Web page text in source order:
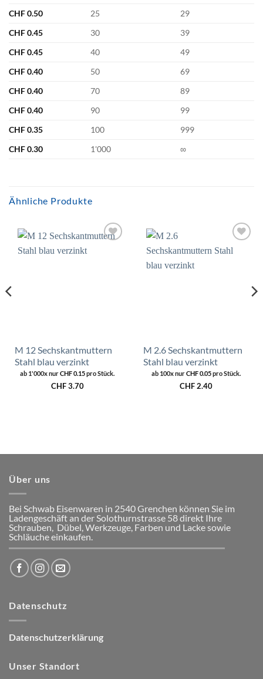
CHF0.50 25
29
CHF0.45 30
39
CHF0.45 40
49
CHF0.40 50
69
CHF0.40 70
89
CHF0.40 90
99
CHF0.35 100
999
CHF0.30 1'000 ∞
Ähnliche Produkte
M 12 Sechskantmuttern
Stahl blau verzinkt
ab 1'000x nurCHF0.15pro Stück.
CHF3.70
Zur
M 2.6 Sechskantmuttern
Stahl blau verzinkt
ab 100x nurCHF0.05pro Stück.
CHF2.40
Über uns
Bei Schwab Eisenwaren in 2540 Grenchen können Sie im
Ladengeschäft an der Solothurnstrasse 58direkt Ihre
Schrauben, Dübel, Werkzeuge, Farben und Lackesowie
Schläuche einkaufen.
Datenschutz
Datenschutzerklärung
Unser Standort